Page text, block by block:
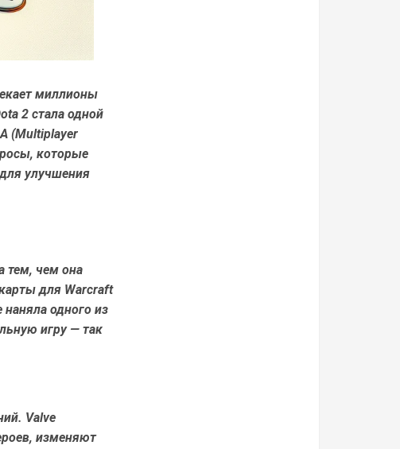
миллионы
2 стала одной
(Multiplayer
которые
улучшения
тем, чем она
для Warcraft
одного из
игру — так
Valve
изменяют